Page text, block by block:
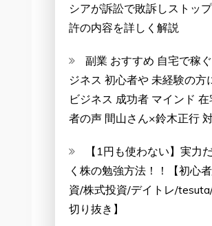
シアが訴訟で敗訴しストッ
許の内容を詳しく解説
副業 おすすめ 自宅で稼
ジネス 初心者や 未経験の方
ビジネス 成功者 マインド
者の声 間山さん×鈴木正行
【1円も使わない】実力
く株の勉強方法！！【初心
資/株式投資/デイトレ/
切り抜き】